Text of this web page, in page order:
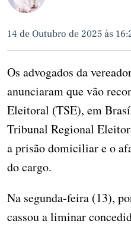
14 de Outubro de 2025 às
Os advogados da
anunciaram que vão
Eleitoral (TSE), em
Tribunal Regional
a prisão domiciliar e o
do cargo.
Na segunda-feira (13),
cassou a liminar